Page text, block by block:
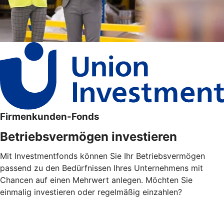
Firmenkunden-Fonds
Betriebsvermögen investieren
Mit Investmentfonds können Sie Ihr Betriebsvermögen
passend zu den Bedürfnissen Ihres Unternehmens mit
Chancen auf einen Mehrwert anlegen. Möchten Sie
einmalig investieren oder regelmäßig einzahlen?